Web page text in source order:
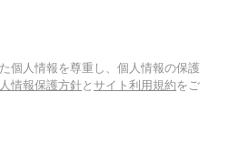
個人情報を尊重し、個人情報の保護
情報保護方針と サイト利用規約をご